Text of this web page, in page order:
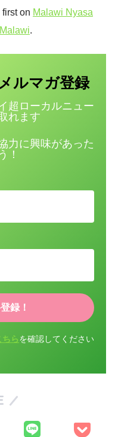
on Malawi Nyasa
.
メルマガ登録
超ローカルニュー
れます
力に興味があった
！
ちらを確認してください